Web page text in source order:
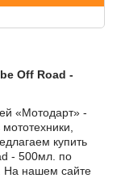
Off Road -
«Мотодарт» -
купить
- 500мл. по
На нашем сайте